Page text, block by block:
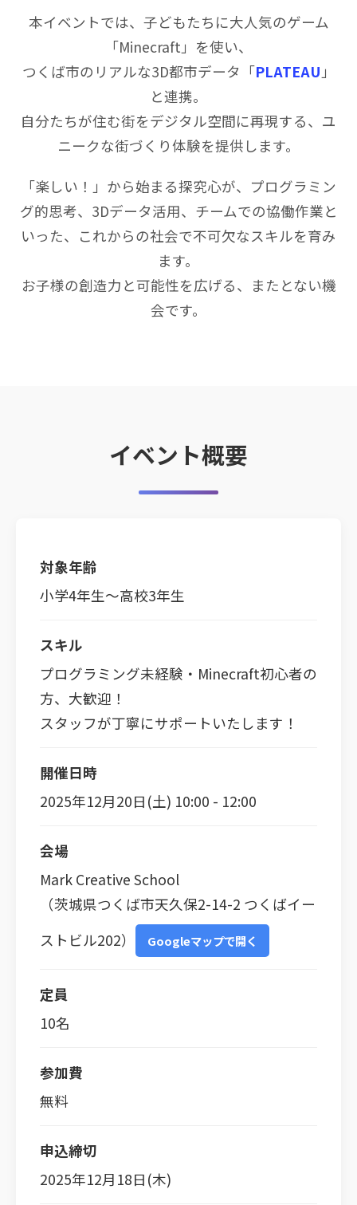
本イベントでは、子どもたちに大人気のゲーム
「Minecraft」を使い、
つくば市のリアルな3D都市データ「PLATEAU」
と連携。
自分たちが住む街をデジタル空間に再現する、ユ
ニークな街づくり体験を提供します。
「楽しい！」から始まる探究心が、プログラミン
グ的思考、3Dデータ活用、チームでの協働作業と
いった、これからの社会で不可欠なスキルを育み
ます。
お子様の創造力と可能性を広げる、またとない機
会です。
イベント概要
対象年齢
小学4年生～高校3年生
スキル
プログラミング未経験・Minecraft初心者の
方、大歓迎！
スタッフが丁寧にサポートいたします！
開催日時
2025年12月20日(土) 10:00 - 12:00
会場
Mark Creative School
（茨城県つくば市天久保2-14-2 つくばイー
ストビル202）
Googleマップで開く
定員
10名
参加費
無料
申込締切
2025年12月18日(木)